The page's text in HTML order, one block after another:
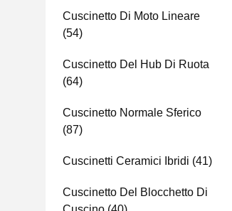
Cuscinetto Di Moto Lineare
(54)
Cuscinetto Del Hub Di Ruota
(64)
Cuscinetto Normale Sferico
(87)
Cuscinetti Ceramici Ibridi (41)
Cuscinetto Del Blocchetto Di